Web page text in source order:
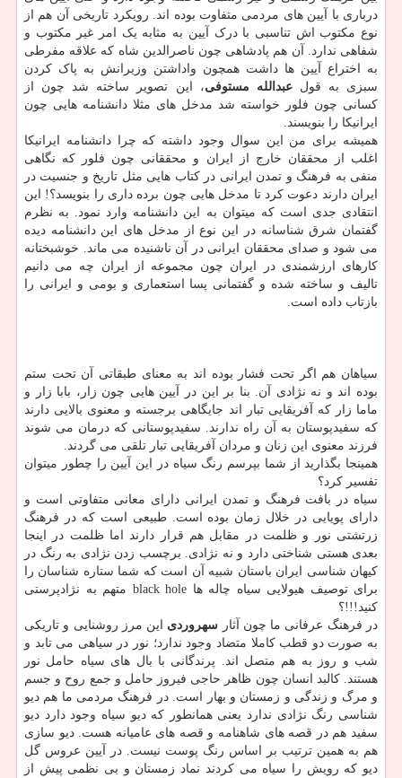
درباری با آیین های مردمی متفاوت بوده اند. رویکرد تاریخی آن هم از
نوع مکتوب اش تناسبی با درک آیین به مثابه یک امر غیر مکتوب و
شفاهی ندارد. آن هم پادشاهی چون ناصرالدین شاه که علاقه مفرطی
به اختراع آیین ها داشت همچون واداشتن وزیرانش به پاک کردن
سبزی به قولعبدالله مستوفی، این تصویر ساخته شد چون از
کسانی چون فلور خواسته شد مدخل های مثلا دانشنامه هایی چون
ایرانیکا را بنویسند.
همیشه برای من این سوال وجود داشته که چرا دانشنامه ایرانیکا
اغلب از محققان خارج از ایران و محققانی چون فلور که نگاهی
منفی به فرهنگ و تمدن ایرانی در کتاب هایی مثل تاریخ و جنسیت در
ایران دارند دعوت کرد تا مدخل هایی چون برده داری را بنویسد؟! این
انتقادی جدی است که میتوان به این دانشنامه وارد نمود. به نظرم
گفتمان شرق شناسانه در این نوع از مدخل های این دانشنامه دیده
می شود و صدای محققان ایرانی در آن ناشنیده می ماند. خوشبختانه
کارهای ارزشمندی در ایران چون مجموعه از ایران چه می دانیم
تالیف و ساخته شده و گفتمانی پسا استعماری و بومی و ایرانی را
بازتاب داده است.
سیاهان هم اگر تحت فشار بوده اند به معنای طبقاتی آن تحت ستم
بوده اند و نه نژادی آن. بنا بر این در آیین هایی چون زار، بابا زار و
ماما زار که آفریقایی تبار اند جایگاهی برجسته و معنوی بالایی دارند
که سفیدپوستان به آن راه ندارند. سفیدپوستانی که درمان می شوند
فرزند معنوی این زنان و مردان آفریقایی تبار تلقی می گردند.
همینجا بگذارید از شما بپرسم رنگ سیاه در این آیین را چطور میتوان
تفسیر کرد؟
سیاه در بافت فرهنگ و تمدن ایرانی دارای معانی متفاوتی است و
دارای پویایی در خلال زمان بوده است. طبیعی است که در فرهنگ
زرتشتی نور و ظلمت در مقابل هم قرار دارند اما ظلمت در اینجا
بعدی هستی شناختی دارد و نه نژادی. برچسب زدن نژادی به رنگ در
کیهان شناسی ایران باستان شبیه آن است که شما ستاره شناسان را
برای توصیف هیولایی سیاه چاله ها black hole متهم به نژادپرستی
کنید!!!؟
در فرهنگ عرفانی ما چون آثار سهروردی
این مرز روشنایی و تاریکی
به صورت دو قطب کاملا متضاد وجود ندارد؛ نور در سیاهی می تابد و
شب و روز به هم متصل اند. پرندگانی با بال های سیاه حامل نور
هستند. کالبد انسان چون ظاهر حاجی فیروز حامل و جمع روح و جسم
و مرگ و زندگی و زمستان و بهار است. در فرهنگ مردمی ما هم دیو
شناسی رنگ نژادی ندارد یعنی همانطور که دیو سیاه وجود دارد دیو
سفید هم در قصه های شاهنامه و قصه های عامیانه هست. دیو سازی
هم به همین ترتیب بر اساس رنگ پوست نیست. در آیین عروس گل
دیو که رویش را سیاه می کردند نماد زمستان و بی نظمی پیش از